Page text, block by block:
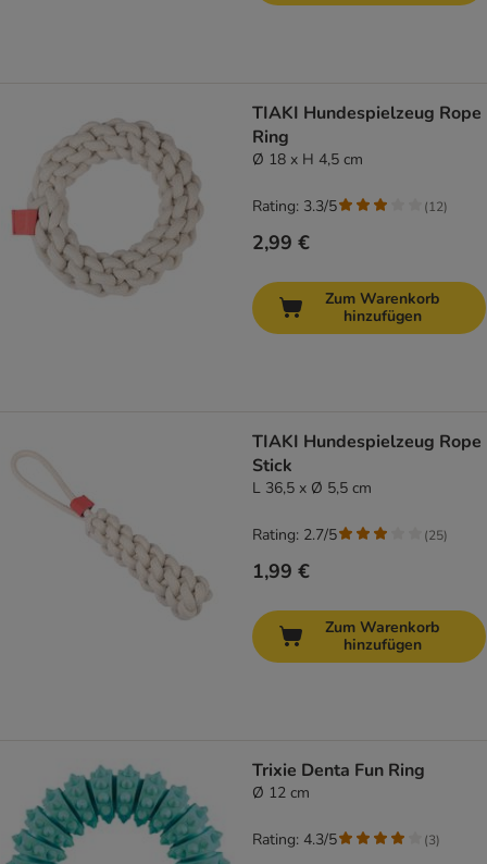
TIAKI Hundespielzeug Rope
Ring
Ø 18 x H 4,5 cm
2,99 €
Rating: 3.3/5 (12)
Zum Warenkorb
hinzufügen
TIAKI Hundespielzeug Rope
Stick
L 36,5 x Ø 5,5 cm
1,99 €
Rating: 2.7/5 (25)
Zum Warenkorb
hinzufügen
Trixie Denta Fun Ring
Ø 12 cm
Rating: 4.3/5 (3)